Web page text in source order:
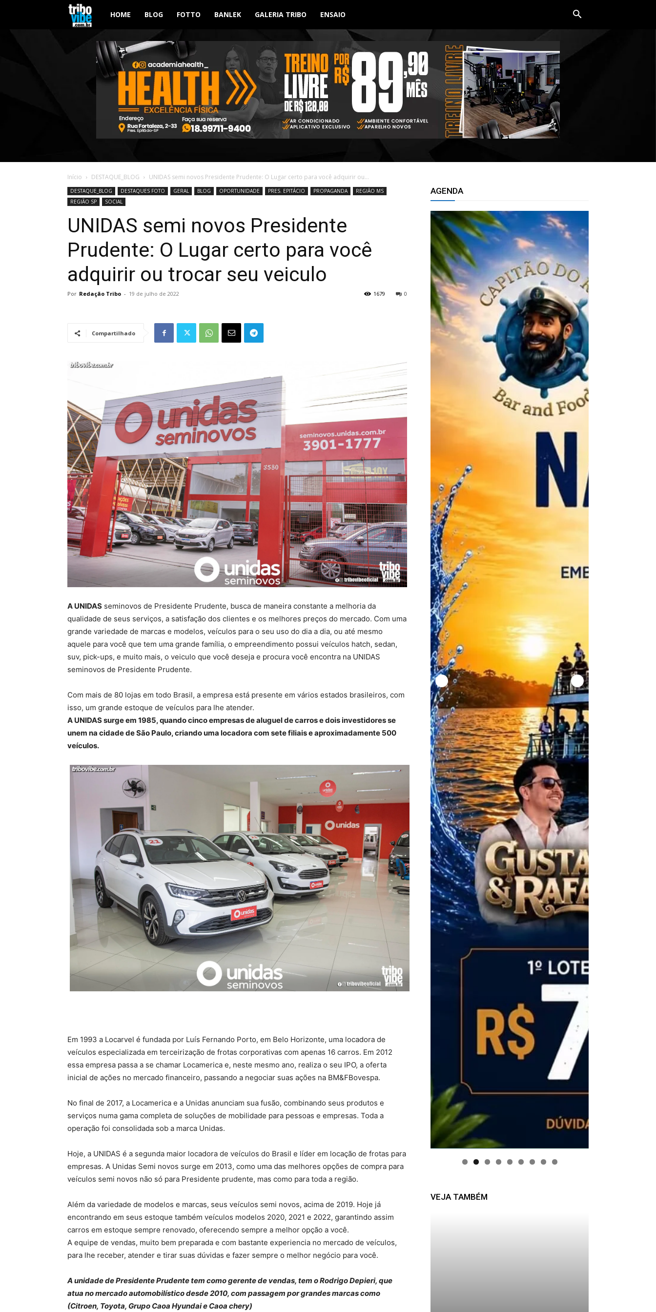
Tribo
Vibe
HOME BLOG FOTTO BANLEK GALERIA TRIBO ENSAIO
Início DESTAQUE_BLOG UNIDAS semi novos Presidente Prudente: O Lugar certo para você adquirir ou...
DESTAQUE_BLOG DESTAQUES FOTO GERAL BLOG OPORTUNIDADE PRES. EPITÁCIO PROPAGANDA
REGIÃO MS
REGIÃO SP
SOCIAL
UNIDAS semi novos Presidente
Prudente: O Lugar certo para você
adquirir ou trocar seu veiculo
Por Redação Tribo - 19 de julho de 2022 0
1679
Compartilhado
A UNIDAS seminovos de Presidente Prudente, busca de maneira constante a melhoria da
qualidade de seus serviços, a satisfação dos clientes e os melhores preços do mercado. Com uma
grande variedade de marcas e modelos, veículos para o seu uso do dia a dia, ou até mesmo
aquele para você que tem uma grande família, o empreendimento possui veículos hatch, sedan,
suv, pick-ups, e muito mais, o veiculo que você deseja e procura você encontra na UNIDAS
seminovos de Presidente Prudente.
Com mais de 80 lojas em todo Brasil, a empresa está presente em vários estados brasileiros, com
isso, um grande estoque de veículos para lhe atender.
A UNIDAS surge em 1985, quando cinco empresas de aluguel de carros e dois investidores se
unem na cidade de São Paulo, criando uma locadora com sete filiais e aproximadamente 500
veículos.
Em 1993 a Locarvel é fundada por Luís Fernando Porto, em Belo Horizonte, uma locadora de
veículos especializada em terceirização de frotas corporativas com apenas 16 carros. Em 2012
essa empresa passa a se chamar Locamerica e, neste mesmo ano, realiza o seu IPO, a oferta
inicial de ações no mercado financeiro, passando a negociar suas ações na BM&FBovespa.
No final de 2017, a Locamerica e a Unidas anunciam sua fusão, combinando seus produtos e
serviços numa gama completa de soluções de mobilidade para pessoas e empresas. Toda a
operação foi consolidada sob a marca Unidas.
Hoje, a UNIDAS é a segunda maior locadora de veículos do Brasil e líder em locação de frotas para
empresas. A Unidas Semi novos surge em 2013, como uma das melhores opções de compra para
veículos semi novos não só para Presidente prudente, mas como para toda a região.
Além da variedade de modelos e marcas, seus veículos semi novos, acima de 2019. Hoje já
encontrando em seus estoque também veículos modelos 2020, 2021 e 2022, garantindo assim
carros em estoque sempre renovado, oferecendo sempre a melhor opção a você.
A equipe de vendas, muito bem preparada e com bastante experiencia no mercado de veículos,
para lhe receber, atender e tirar suas dúvidas e fazer sempre o melhor negócio para você.
A unidade de Presidente Prudente tem como gerente de vendas, tem o Rodrigo Depieri, que
atua no mercado automobilístico desde 2010, com passagem por grandes marcas como
(Citroen, Toyota, Grupo Caoa Hyundai e Caoa chery)
AGENDA
VEJA TAMBÉM